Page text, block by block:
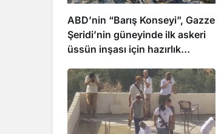
ABD’nin “Barış Konseyi”, Gazze
Şeridi’nin güneyinde ilk askeri
üssün inşası için hazırlık